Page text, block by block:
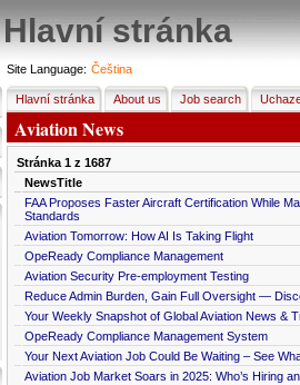
Hlavní stránka
Site Language: Čeština
Hlavní stránka About us Job search
Aviation News
Stránka 1z 1687
NewsTitle
FAA Proposes Faster Aircraft Certification While
Standards
Aviation Tomorrow: How AI Is Taking Flight
OpeReady Compliance Management
Aviation Security Pre-employment Testing
Reduce Admin Burden, Gain Full Oversight —
Your Weekly Snapshot of Global Aviation News &
OpeReady Compliance Management System
Your Next Aviation Job Could Be Waiting – See
Aviation Job Market Soars in 2025: Who’s Hiring